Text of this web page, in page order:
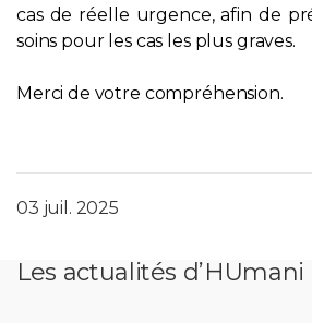
cas de réelle urgence, afin de
soins pour les cas les plus graves.
Merci de votre compréhension.
03 juil. 2025
Les actualités d’HUmani